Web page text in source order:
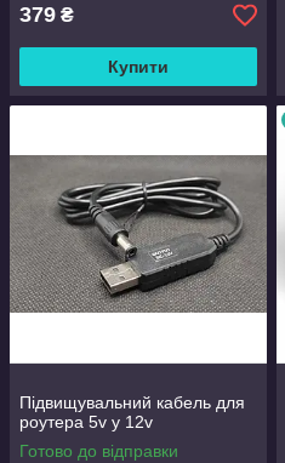
379 ₴
Купити
Підвищувальний кабель для
роутера 5v у 12v
Готово до відправки